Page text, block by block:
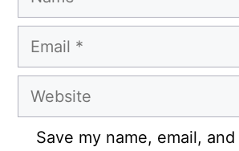
Email
Website
Save my name, email,